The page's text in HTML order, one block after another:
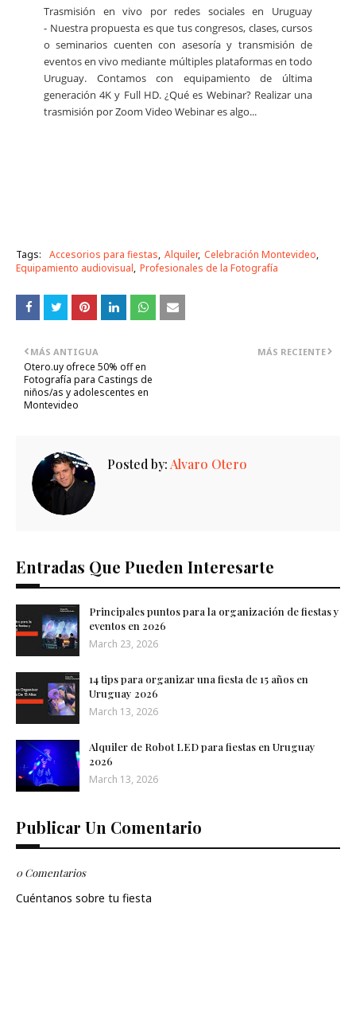
Trasmisión en vivo por redes sociales en Uruguay
- Nuestra propuesta es que tus congresos, clases, cursos
o seminarios cuenten con asesoría y transmisión de
eventos en vivo mediante múltiples plataformas en todo
Uruguay. Contamos con equipamiento de última
generación 4K y Full HD. ¿Qué es Webinar? Realizar una
trasmisión por Zoom Video Webinar es algo...
Tags: Accesorios para fiestas Alquiler Celebración Montevideo
Equipamiento audiovisual Profesionales de la Fotografía
MÁS RECIENTE
MÁS ANTIGUA
Otero.uy ofrece 50% off en
Fotografía para Castings de
niños/as y adolescentes en
Montevideo
Posted by: Alvaro Otero
Entradas Que Pueden Interesarte
Principales puntos para la organización de fiestas y
eventos en 2026
March 23, 2026
14 tips para organizar una fiesta de 15 años en
Uruguay 2026
March 13, 2026
Alquiler de Robot LED para fiestas en Uruguay
2026
March 13, 2026
Publicar Un Comentario
0 Comentarios
Cuéntanos sobre tu fiesta